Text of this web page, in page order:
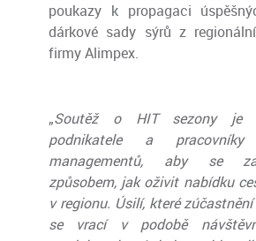
poukazy k propagaci
dárkové sady sýrů z
firmy Alimpex.
„Soutěž o HIT sezony je
podnikatele a pracovníky
managementů, aby se
způsobem, jak oživit nabídku
v regionu. Úsilí, které
se vrací v podobě